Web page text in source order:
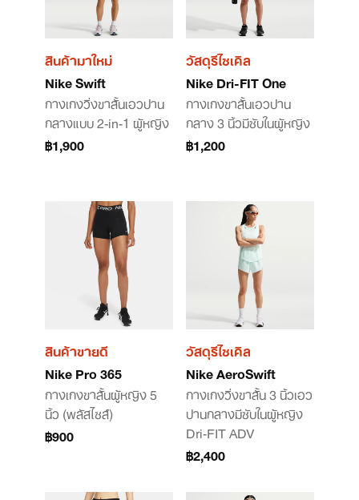
สินค้ามาใหม่
Nike Swift
กางเกงวิ่งขาสั้นเอวปาน
กลางแบบ 2-in-1 ผู้หญิง
฿1,900
วัสดุรีไซเคิล
Nike Dri-FIT One
กางเกงขาสั้นเอวปาน
กลาง 3 นิ้วมีซับในผู้หญิง
฿1,200
สินค้าขายดี
Nike Pro 365
กางเกงขาสั้นผู้หญิง 5
นิ้ว (พลัสไซส์)
฿900
วัสดุรีไซเคิล
Nike AeroSwift
กางเกงวิ่งขาสั้น 3 นิ้วเอว
ปานกลางมีซับในผู้หญิง
Dri-FIT ADV
฿2,400